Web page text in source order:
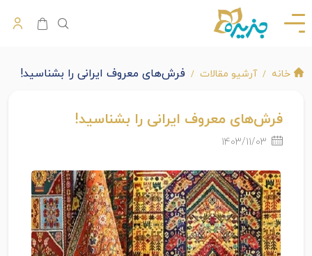
خانه آرشیو مقالات فرش‌های معروف ایرانی را بشناسید!
فرش‌های معروف ایرانی را بشناسید!
1403/11/03